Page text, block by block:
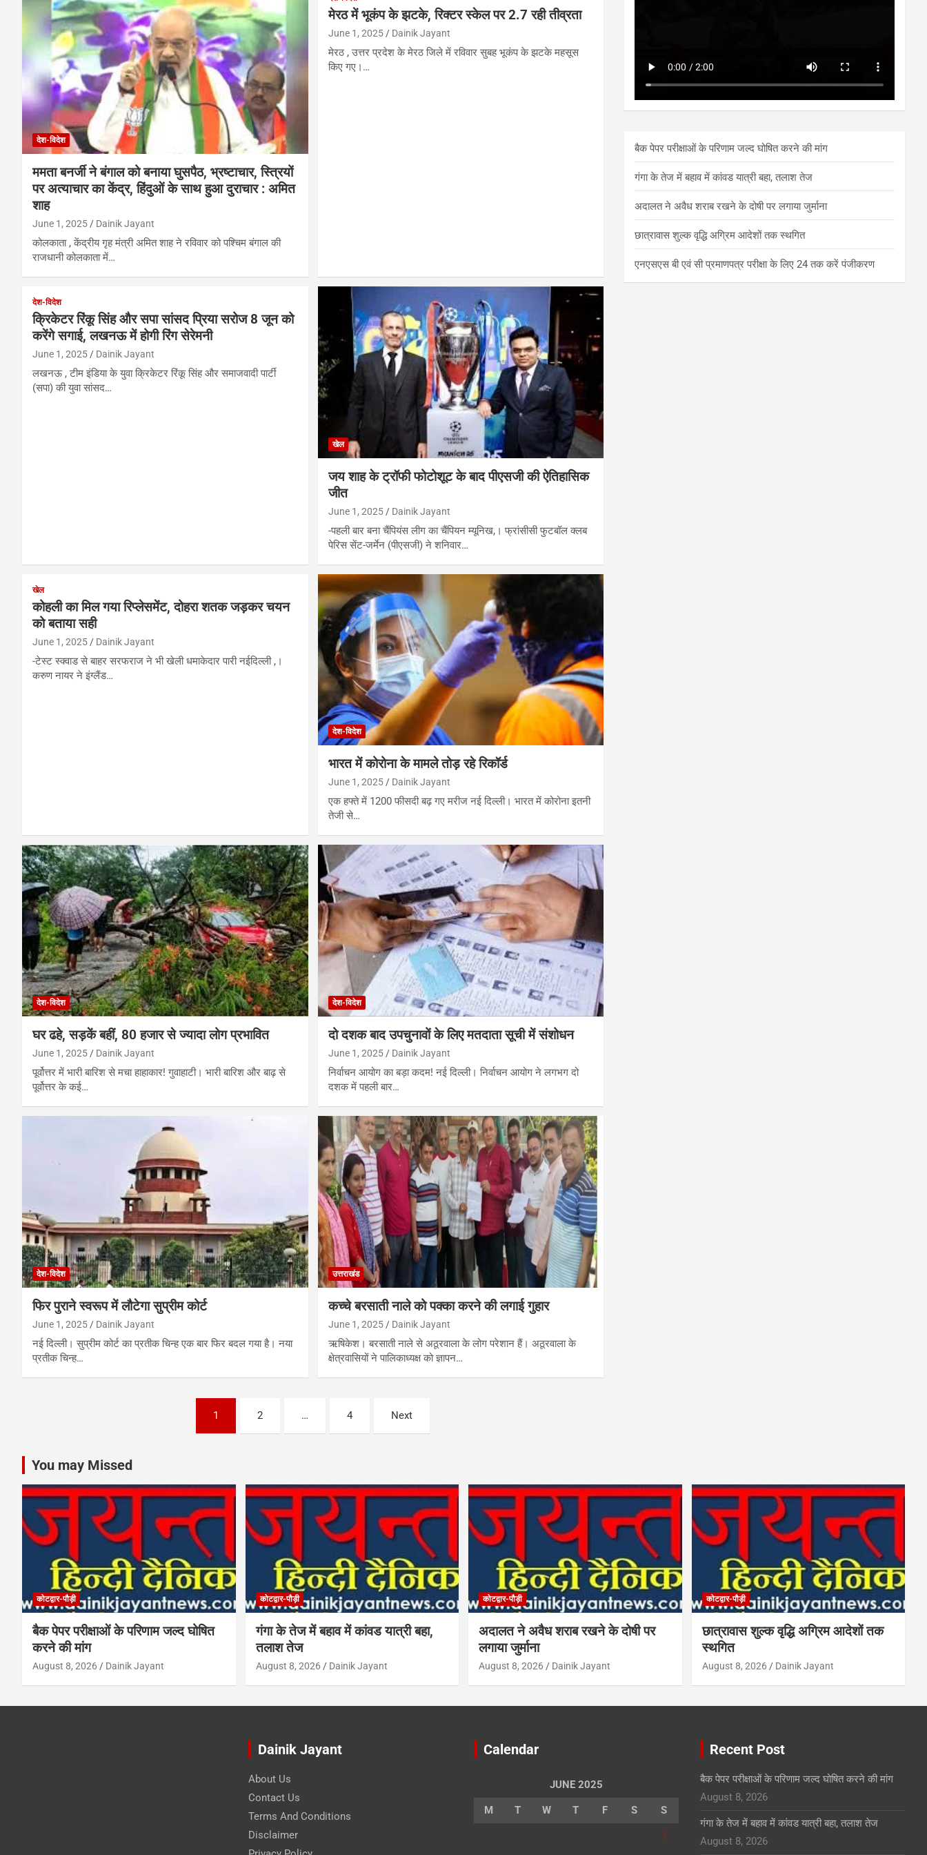
देश-विदेश
ममता बनर्जी ने बंगाल को बनाया घुसपैठ, भ्रष्टाचार, स्त्रियों
पर अत्याचार का केंद्र, हिंदुओं के साथ हुआ दुराचार : अमित
शाह
June 1, 2025 Dainik Jayant
कोलकाता , केंद्रीय गृह मंत्री अमित शाह ने रविवार को पश्चिम बंगाल की
राजधानी कोलकाता में…
मेरठ में भूकंप के झटके, रिक्टर स्केल पर 2.7 रही तीव्रता
June 1, 2025 Dainik Jayant
मेरठ , उत्तर प्रदेश के मेरठ जिले में रविवार सुबह भूकंप के झटके महसूस
किए गए।…
देश-विदेश
क्रिकेटर रिंकू सिंह और सपा सांसद प्रिया सरोज 8 जून को
करेंगे सगाई, लखनऊ में होगी रिंग सेरेमनी
June 1, 2025 Dainik Jayant
लखनऊ , टीम इंडिया के युवा क्रिकेटर रिंकू सिंह और समाजवादी पार्टी
(सपा) की युवा सांसद…
खेल
जय शाह के ट्रॉफी फोटोशूट के बाद पीएसजी की ऐतिहासिक
जीत
June 1, 2025 Dainik Jayant
-पहली बार बना चैंपियंस लीग का चैंपियन म्यूनिख,। फ्रांसीसी फुटबॉल क्लब
पेरिस सेंट-जर्मेन (पीएसजी) ने शनिवार…
खेल
कोहली का मिल गया रिप्लेसमेंट, दोहरा शतक जड़कर चयन
को बताया सही
June 1, 2025 Dainik Jayant
-टेस्ट स्क्वाड से बाहर सरफराज ने भी खेली धमाकेदार पारी नईदिल्ली ,।
करुण नायर ने इंग्लैंड…
देश-विदेश
भारत में कोरोना के मामले तोड़ रहे रिकॉर्ड
June 1, 2025 Dainik Jayant
एक हफ्ते में 1200 फीसदी बढ़ गए मरीज नई दिल्ली। भारत में कोरोना इतनी
तेजी से…
देश-विदेश
घर ढहे, सड़कें बहीं, 80 हजार से ज्यादा लोग प्रभावित
June 1, 2025 Dainik Jayant
पूर्वोत्तर में भारी बारिश से मचा हाहाकार! गुवाहाटी। भारी बारिश और बाढ़ से
पूर्वोत्तर के कई…
देश-विदेश
दो दशक बाद उपचुनावों के लिए मतदाता सूची में संशोधन
June 1, 2025 Dainik Jayant
निर्वाचन आयोग का बड़ा कदम! नई दिल्ली। निर्वाचन आयोग ने लगभग दो
दशक में पहली बार…
देश-विदेश
फिर पुराने स्वरूप में लौटेगा सुप्रीम कोर्ट
June 1, 2025 Dainik Jayant
नई दिल्ली। सुप्रीम कोर्ट का प्रतीक चिन्ह एक बार फिर बदल गया है। नया
प्रतीक चिन्ह…
उत्तराखंड
कच्चे बरसाती नाले को पक्का करने की लगाई गुहार
June 1, 2025 Dainik Jayant
ऋषिकेश। बरसाती नाले से अठूरवाला के लोग परेशान हैं। अठूरवाला के
क्षेत्रवासियों ने पालिकाध्यक्ष को ज्ञापन…
1 2 … 4 Next
बैक पेपर परीक्षाओं के परिणाम जल्द घोषित करने की मांग
गंगा के तेज में बहाव में कांवड यात्री बहा, तलाश तेज
अदालत ने अवैध शराब रखने के दोषी पर लगाया जुर्माना
छात्रावास शुल्क वृद्धि अग्रिम आदेशों तक स्थगित
एनएसएस बी एवं सी प्रमाणपत्र परीक्षा के लिए 24 तक करें पंजीकरण
You may Missed
कोटद्वार-पौड़ी
बैक पेपर परीक्षाओं के परिणाम जल्द घोषित
करने की मांग
August 8, 2026 Dainik Jayant
कोटद्वार-पौड़ी
गंगा के तेज में बहाव में कांवड यात्री बहा,
तलाश तेज
August 8, 2026 Dainik Jayant
कोटद्वार-पौड़ी
अदालत ने अवैध शराब रखने के दोषी पर
लगाया जुर्माना
August 8, 2026 Dainik Jayant
कोटद्वार-पौड़ी
छात्रावास शुल्क वृद्धि अग्रिम आदेशों तक
स्थगित
August 8, 2026 Dainik Jayant
Dainik Jayant
About Us
Contact Us
Terms And Conditions
Disclaimer
Calendar
JUNE 2025
M T W T F S S
1
Recent Post
बैक पेपर परीक्षाओं के परिणाम जल्द घोषित करने की मांग
August 8, 2026
गंगा के तेज में बहाव में कांवड यात्री बहा, तलाश तेज
August 8, 2026